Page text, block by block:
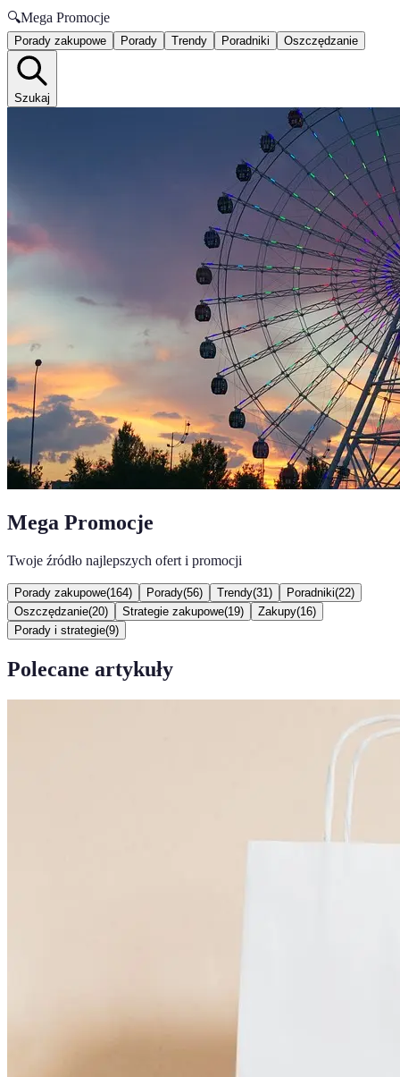
🔍Mega Promocje
Porady zakupowe Porady Trendy Poradniki Oszczędzanie
Szukaj
Mega Promocje
Twoje źródło najlepszych ofert i promocji
Porady zakupowe(164) Porady(56) Trendy(31 ) Poradniki(22)
Oszczędzanie(20) Strategie zakupowe(19) Zakupy(16)
Porady i strategie(9)
Polecane artykuły